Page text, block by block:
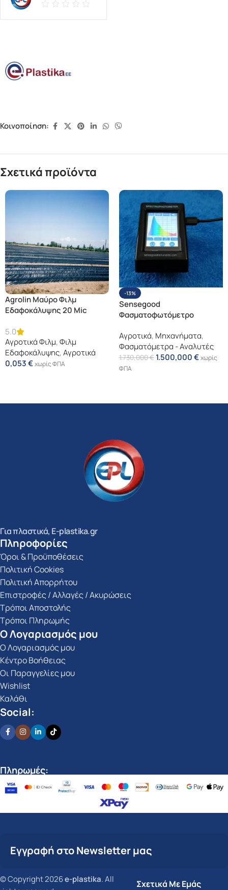
Κοινοποίηση:
Σχετικά προϊόντα
Agrolin Μαύρο Φιλμ
Εδαφοκάλυψης 20 Mic
5.0
Αγροτικά Φιλμ,Φιλμ
Εδαφοκάλυψης,Αγροτικά
0,053€χωρίς ΦΠΑ
-13%
Sensegood
Φασματοφωτόμετρο
Επιτραπέζιο &
Πολυλειτουργικό
Αγροτικά, Μηχανήματα,
Φασματόμετρα - Αναλυτές
1.730,000€ 1.500,000€χωρίς
ΦΠΑ
Για πλαστικά, E-plastika.gr
Πληροφορίες
Όροι & Προϋποθέσεις
Πολιτική Cookies
Πολιτική Απορρήτου
Επιστροφές / Αλλαγές / Ακυρώσεις
Τρόποι Αποστολής
Τρόποι Πληρωμής
Ο Λογαριασμός μου
Ο Λογαριασμός μου
Κέντρο Βοήθειας
Οι Παραγγελίες μου
Wishlist
Καλάθι
Social:
Πληρωμές:
Εγγραφή στο Newsletter μας
© Copyright 2026e-plastika. All
Σχετικά Με Εμάς